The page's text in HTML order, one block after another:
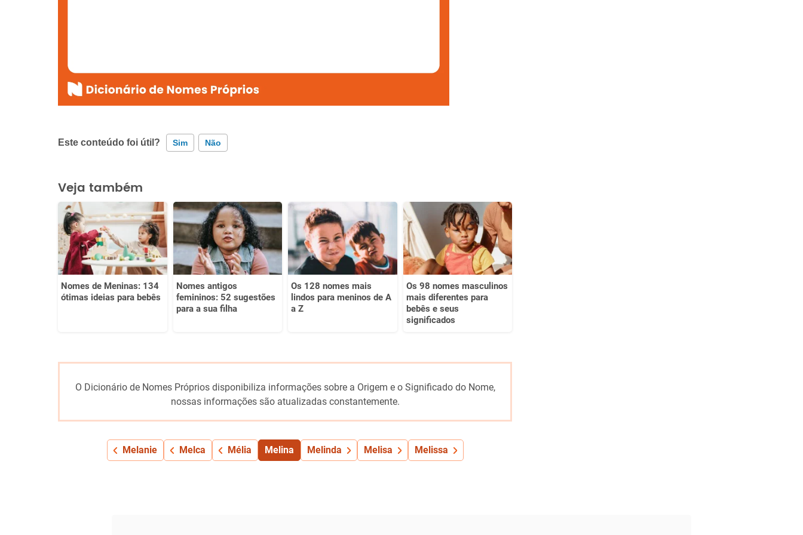
Este conteúdo foi útil? Sim Não
Este conteúdo contém informação incorreta
Este conteúdo não tem a informação que procuro
Outro
Veja também
Nomes de Meninas: 134
ótimas ideias para bebês
Nomes antigos
femininos: 52 sugestões
para a sua filha
Os 128 nomes mais
lindos para meninos de A
a Z
Os 98 nomes masculinos
mais diferentes para
bebês e seus
significados
O Dicionário de Nomes Próprios disponibiliza informações sobre a Origem e o Significado do Nome,
nossas informações são atualizadas constantemente.
Melanie Melca Mélia Melina Melinda Melisa Melissa